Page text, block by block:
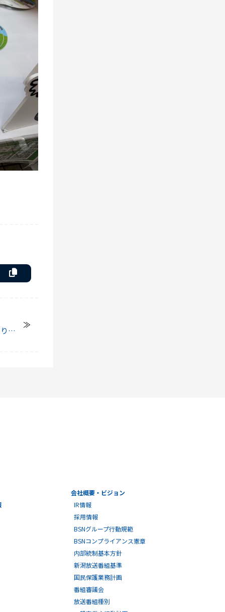
が
会社概要・ビジョン
IR情報
採用情報
BSNグループ行動規範
BSNコンプライアンス憲章
内部統制基本方針
新潟放送番組基準
国民保護業務計画
番組審議会
放送番組種別